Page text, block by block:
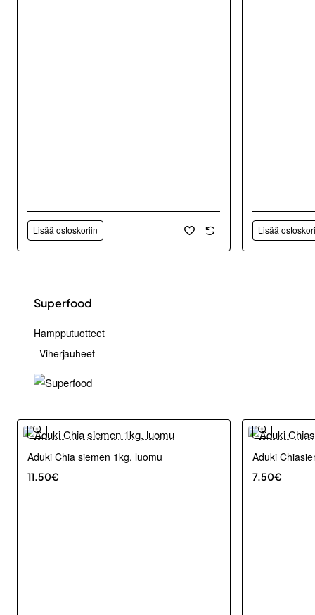
Lisää ostoskoriin Lisää
Superfood
Hampputuotteet
Viherjauheet
Aduki Chia siemen 1kg, luomu
11.50€
Aduki
7.50€